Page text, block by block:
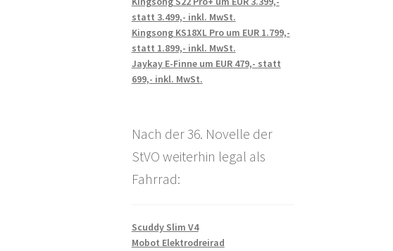
statt 3.499,- inkl. MwSt.
Kingsong KS18XL Pro um EUR 1.799,-
statt 1.899,- inkl. MwSt.
Jaykay E-Finne um EUR 479,- statt
699,- inkl. MwSt.
Nach der 36. Novelle der
StVO weiterhin legal als
Fahrrad:
Scuddy Slim V4
Mobot Elektrodreirad